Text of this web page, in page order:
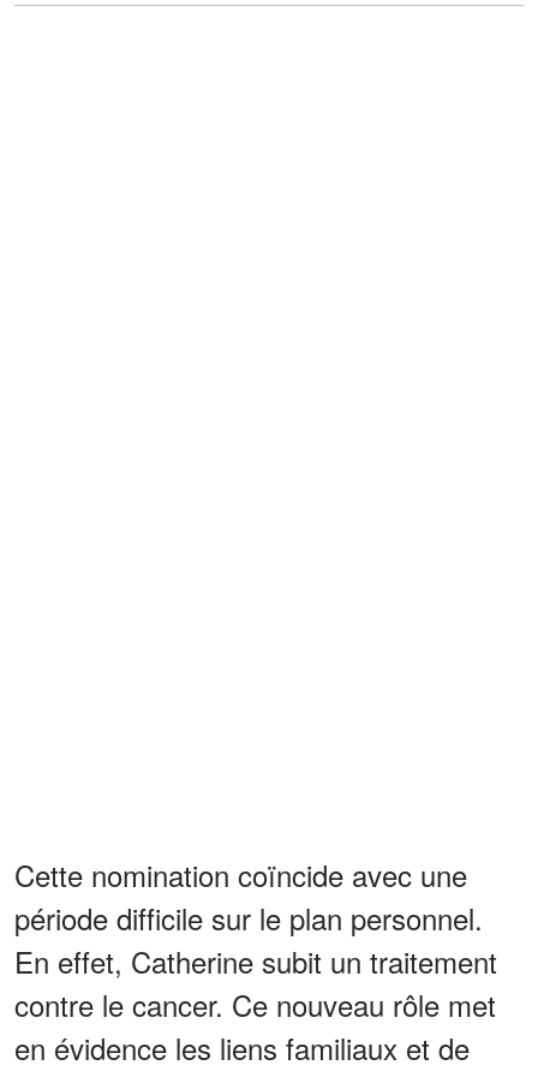
Cette nomination coïncide avec une
période difficile sur le plan personnel.
En effet, Catherine subit un traitement
contre le cancer. Ce nouveau rôle met
en évidence les liens familiaux et de